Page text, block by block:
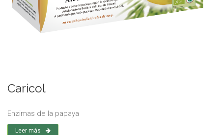
Caricol
Enzimas de la papaya
Leer más